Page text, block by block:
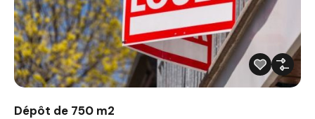
Dépôt de 750 m2